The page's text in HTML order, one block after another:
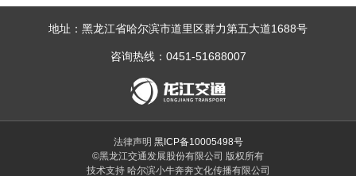
地址：黑龙江省哈尔滨市道里区群力第五大道1688号
咨询热线：0451-51688007
法律声明 黑ICP备10005498号
©黑龙江交通发展股份有限公司 版权所有
技术支持 哈尔滨小牛奔奔文化传播有限公司